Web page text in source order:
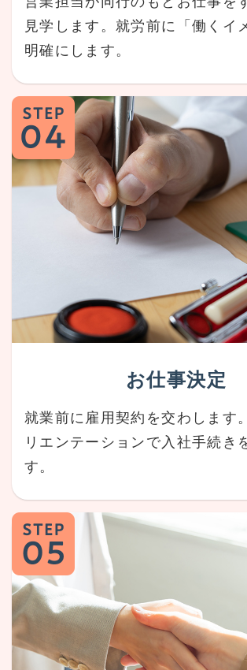
見学します。就労前に「働くイ
明確にします。
お仕事決定
就業前に雇用契約を交わします
リエンテーションで入社手続き
す。